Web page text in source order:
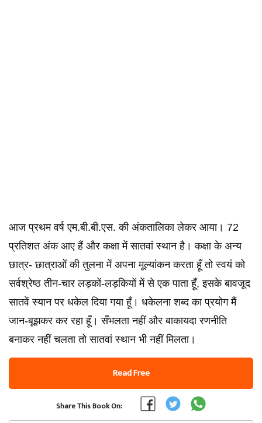
आज प्रथम वर्ष एम.बी.बी.एस. की अंकतालिका लेकर आया। 72
प्रतिशत अंक आए हैं और कक्षा में सातवां स्थान है। कक्षा के अन्य
छात्र- छात्राओं की तुलना में अपना मूल्यांकन करता हूँ तो स्वयं को
सर्वश्रेष्ठ तीन-चार लड़कों-लड़कियों में से एक पाता हूँ, इसके बावजूद
सातवें स्यान पर धकेल दिया गया हूँ। धकेलना शब्द का प्रयोग मैं
जान-बूझकर कर रहा हूँ। सँभलता नहीं और बाकायदा रणनीति
बनाकर नहीं चलता तो सातवां स्थान भी नहीं मिलता।
Read Free
Share This Book On: